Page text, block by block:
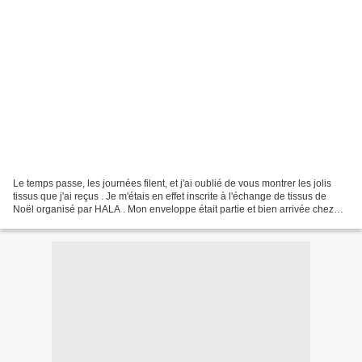
Le temps passe, les journées filent, et j'ai oublié de vous montrer les jolis
tissus que j'ai reçus . Je m'étais en effet inscrite à l'échange de tissus de
Noël organisé par HALA . Mon enveloppe était partie et bien arrivée chez